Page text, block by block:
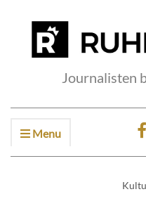
Journalisten
Menu